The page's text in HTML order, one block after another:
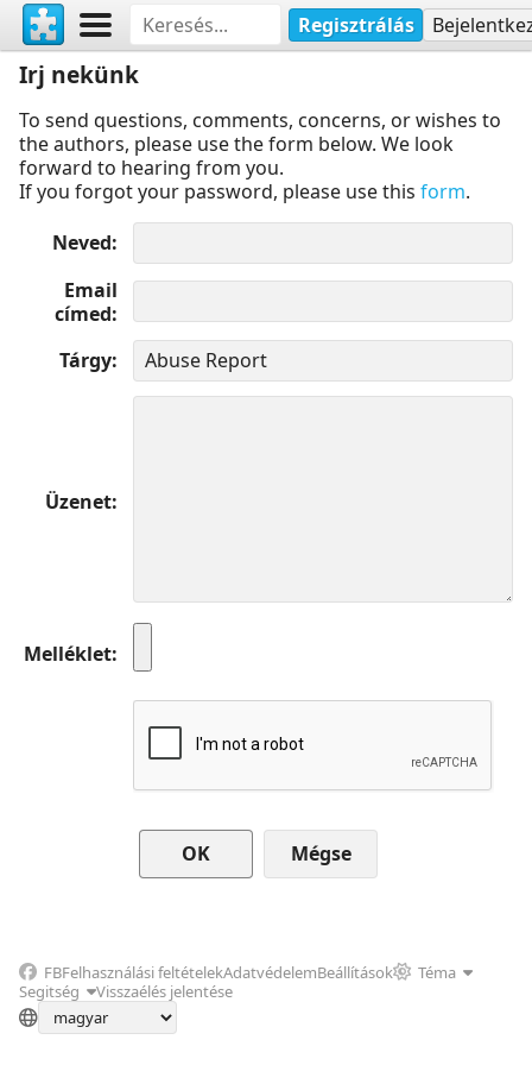
Regisztrálás
Irj nekünk
To send questions, comments, concerns, or wishes to
the authors, please use the form below. We look
forward to hearing from you.
If you forgot your password, please use this form.
Neved
Email
címed
Tárgy
Üzenet
Melléklet
Mégse
FBFelhasználási feltételekAdatvédelemBeállítások
Téma
Segitség
Visszaélés jelentése